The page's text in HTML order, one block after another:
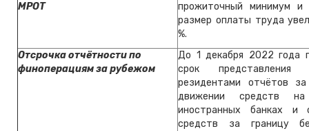
МРОТ
прожиточный минимум и
размер оплаты труда
%.
Отсрочка отчётности по
финоперациям за рубежом
До 1 декабря 2022 года
срок представления
резидентами отчётов
движении средств
иностранных банках и
средств за границу